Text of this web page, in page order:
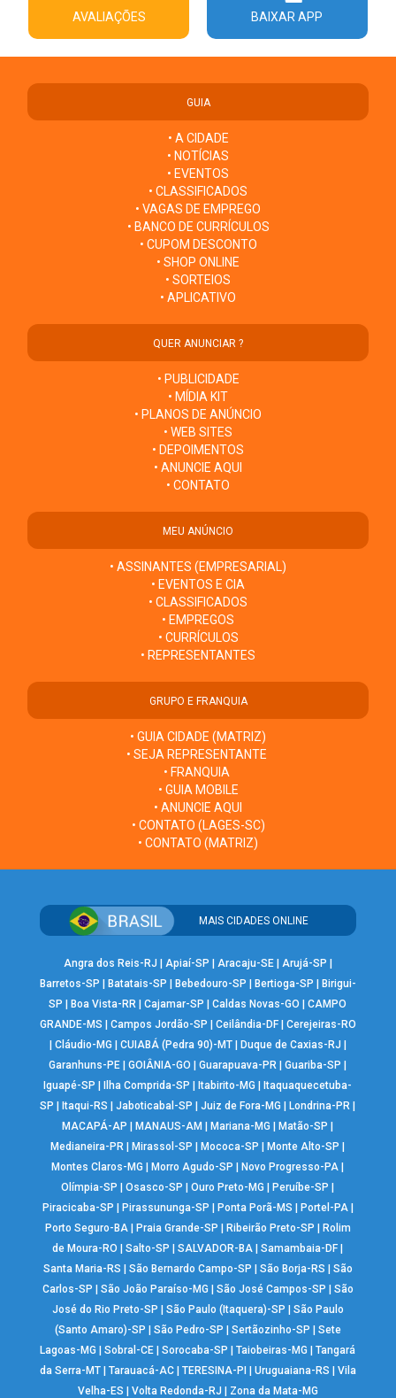
AVALIAÇÕES BAIXAR APP
GUIA
• A CIDADE
• NOTÍCIAS
• EVENTOS
• CLASSIFICADOS
• VAGAS DE EMPREGO
• BANCO DE CURRÍCULOS
• CUPOM DESCONTO
• SHOP ONLINE
• SORTEIOS
• APLICATIVO
QUER ANUNCIAR ?
• PUBLICIDADE
• MÍDIA KIT
• PLANOS DE ANÚNCIO
• WEB SITES
• DEPOIMENTOS
• ANUNCIE AQUI
• CONTATO
MEU ANÚNCIO
• ASSINANTES (EMPRESARIAL)
• EVENTOS E CIA
• CLASSIFICADOS
• EMPREGOS
• CURRÍCULOS
• REPRESENTANTES
GRUPO E FRANQUIA
• GUIA CIDADE (MATRIZ)
• SEJA REPRESENTANTE
• FRANQUIA
• GUIA MOBILE
• ANUNCIE AQUI
• CONTATO (LAGES-SC)
• CONTATO (MATRIZ)
MAIS CIDADES ONLINE
Angra dos Reis-RJ Apiaí-SP Aracaju-SE| Arujá-SP
Barretos-SP
Batatais-SP Bebedouro-SP Bertioga-SP
Birigui-
SP
Boa Vista-RR |Cajamar-SP |Caldas Novas-GO |CAMPO
GRANDE-MS
Campos Jordão-SP Ceilândia-DF| Cerejeiras-RO
Cláudio-MG CUIABÁ (Pedra 90)-MT| Duque de Caxias-RJ
Garanhuns-PE |GOIÂNIA-GO |Guarapuava-PR |Guariba-SP
Iguapé-SP
Ilha Comprida-SP Itabirito-MG
Itaquaquecetuba-
SP
Itaqui-RS |Jaboticabal-SP |Juiz de Fora-MG Londrina-PR
MACAPÁ-AP
MANAUS-AM Mariana-MG Matão-SP
Medianeira-PR
Mirassol-SP Mococa-SP Monte Alto-SP
Montes Claros-MG
Morro Agudo-SP Novo Progresso-PA
Olímpia-SP
|Osasco-SP |Ouro Preto-MG Peruíbe-SP
Piracicaba-SP
Pirassununga-SP Ponta Porã-MS Portel-PA|
Porto Seguro-BA| Praia Grande-SP Ribeirão Preto-SP
Rolim
de Moura-RO
|Salto-SP |SALVADOR-BA |Samambaia-DF
Santa Maria-RS
São Bernardo Campo-SP São Borja-RS
São
Carlos-SP
São João Paraíso-MG São José Campos-SP
São
José do Rio Preto-SP
São Paulo (Itaquera)-SP
São Paulo
(Santo Amaro)-SP
São Pedro-SP Sertãozinho-SP
Sete
Lagoas-MG
|Sobral-CE |Sorocaba-SP |Taiobeiras-MG |Tangará
da Serra-MT| Tarauacá-AC| TERESINA-PI Uruguaiana-RS
Vila
Velha-ES
Volta Redonda-RJ Zona da Mata-MG